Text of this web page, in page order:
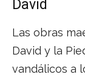
David
Las obras
David y la
vandálicos a